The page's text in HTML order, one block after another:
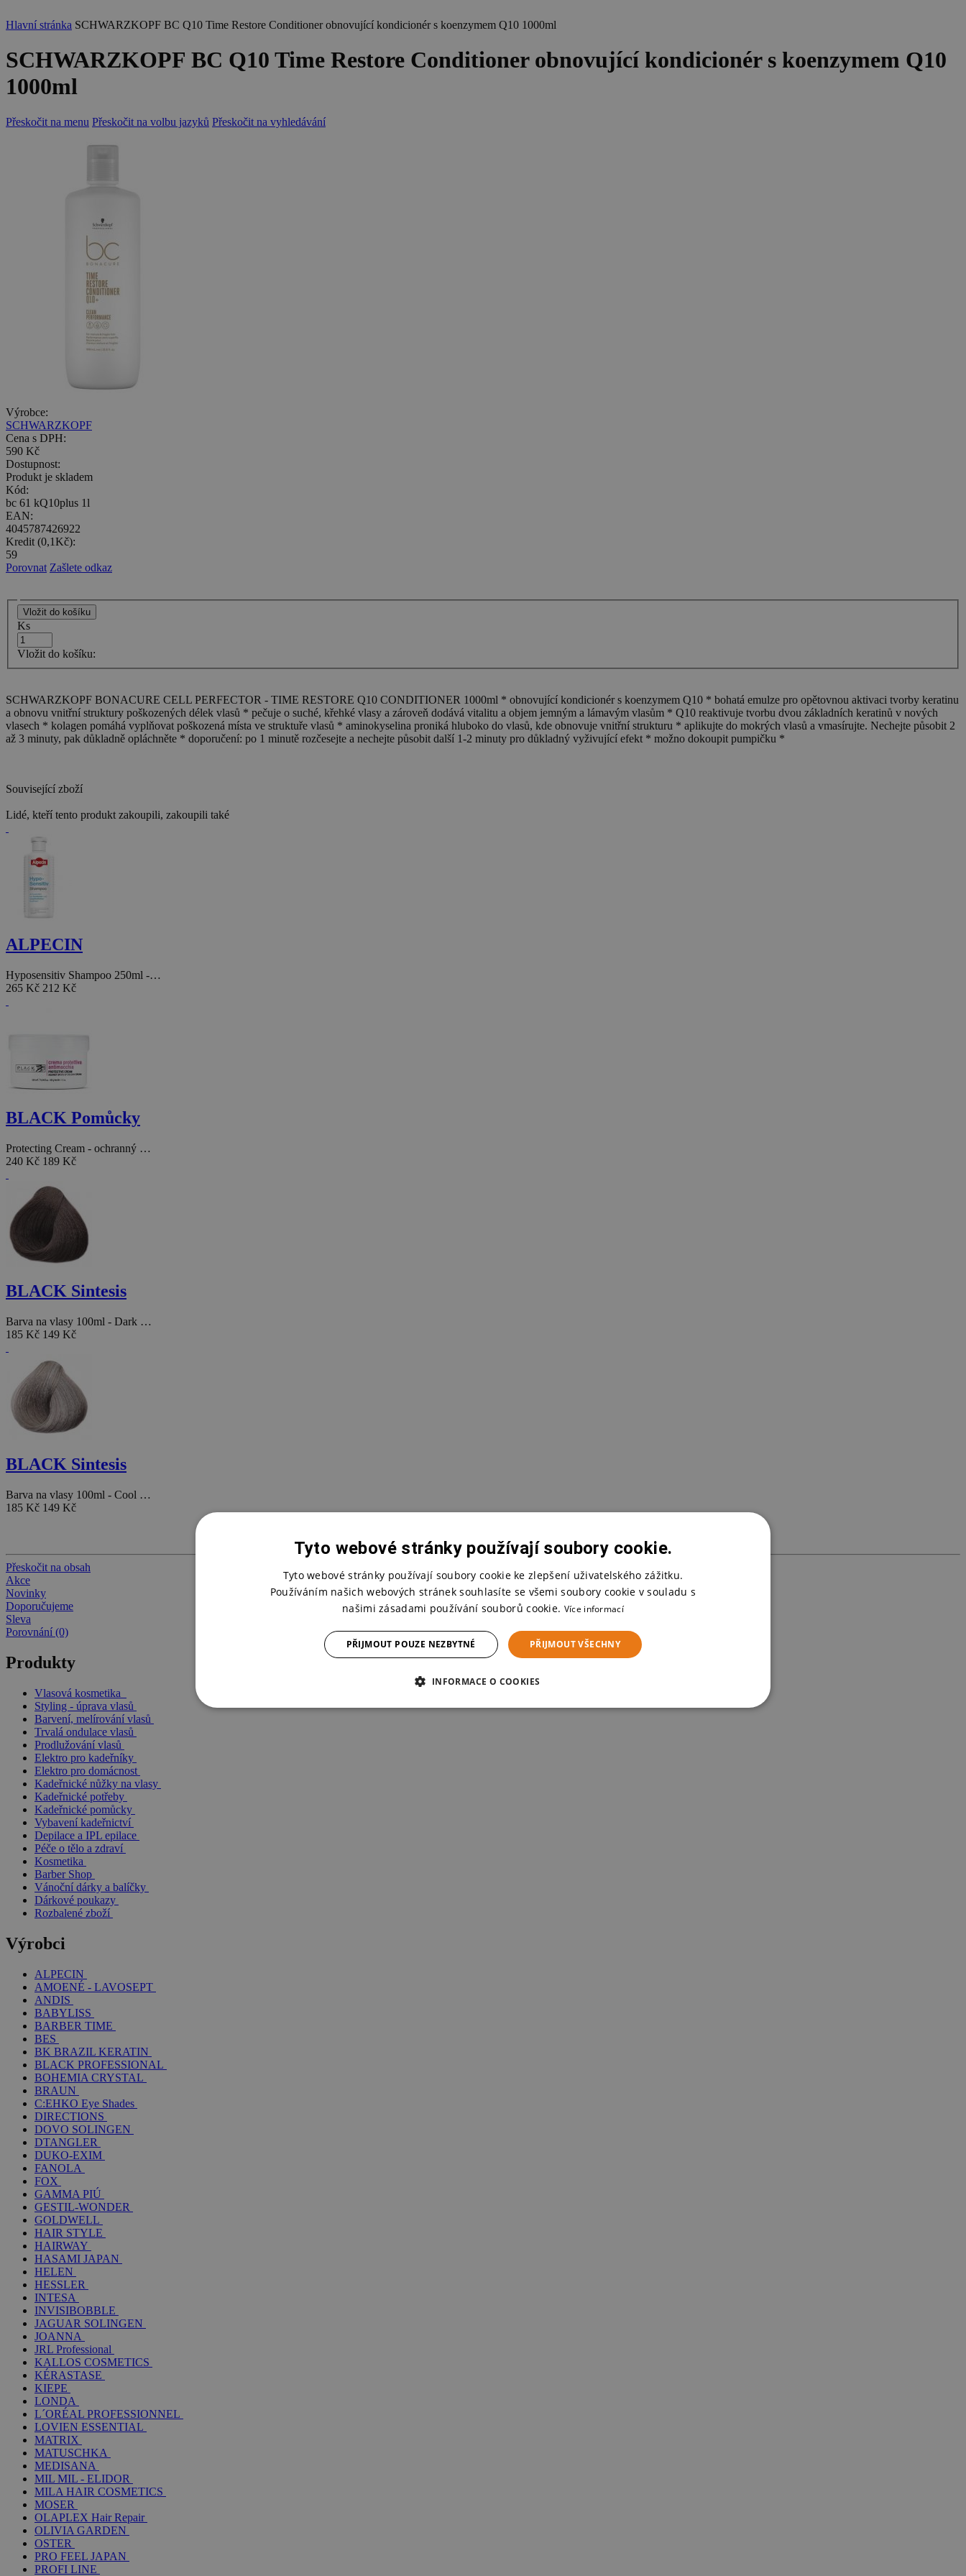
Hlavní stránka SCHWARZKOPF BC Q10 Time Restore Conditioner obnovující kondicionér s koenzymem Q10 1000ml
SCHWARZKOPF BC Q10 Time Restore Conditioner obnovující kondicionér s koenzymem Q10
1000ml
Přeskočit na menu Přeskočit na volbu jazyků Přeskočit na vyhledávání
Výrobce:
SCHWARZKOPF
Cena s DPH:
590 Kč
Dostupnost:
Produkt je skladem
Kód:
bc 61 kQ10plus 1l
EAN:
4045787426922
Kredit (0,1Kč):
59
Porovnat Zašlete odkaz
Ks
Vložit do košíku:
SCHWARZKOPF BONACURE CELL PERFECTOR - TIME RESTORE Q10 CONDITIONER 1000ml * obnovující kondicionér s koenzymem Q10 * bohatá emulze pro opětovnou aktivaci tvorby keratinu
a obnovu vnitřní struktury poškozených délek vlasů * pečuje o suché, křehké vlasy a zároveň dodává vitalitu a objem jemným a lámavým vlasům * Q10 reaktivuje tvorbu dvou základních keratinů v nových
vlasech * kolagen pomáhá vyplňovat poškozená místa ve struktuře vlasů * aminokyselina proniká hluboko do vlasů, kde obnovuje vnitřní strukturu * aplikujte do mokrých vlasů a vmasírujte. Nechejte působit 2
až 3 minuty, pak důkladně opláchněte * doporučení: po 1 minutě rozčesejte a nechejte působit další 1-2 minuty pro důkladný vyživující efekt * možno dokoupit pumpičku *
Související zboží
Lidé, kteří tento produkt zakoupili, zakoupili také
ALPECIN
Hyposensitiv Shampoo 250ml -…
265 Kč 212 Kč
BLACK Pomůcky
Protecting Cream - ochranný …
240 Kč 189 Kč
BLACK Sintesis
Barva na vlasy 100ml - Dark …
185 Kč 149 Kč
BLACK Sintesis
Barva na vlasy 100ml - Cool …
185 Kč 149 Kč
Přeskočit na obsah
Akce
Novinky
Doporučujeme
Sleva
Porovnání (0)
Produkty
Vlasová kosmetika
Styling - úprava vlasů
Barvení, melírování vlasů
Trvalá ondulace vlasů
Prodlužování vlasů
Elektro pro kadeřníky
Elektro pro domácnost
Kadeřnické nůžky na vlasy
Kadeřnické potřeby
Kadeřnické pomůcky
Vybavení kadeřnictví
Depilace a IPL epilace
Péče o tělo a zdraví
Kosmetika
Barber Shop
Vánoční dárky a balíčky
Dárkové poukazy
Rozbalené zboží
Výrobci
ALPECIN
AMOENÉ - LAVOSEPT
ANDIS
BABYLISS
BARBER TIME
BES
BK BRAZIL KERATIN
BLACK PROFESSIONAL
BOHEMIA CRYSTAL
BRAUN
C:EHKO Eye Shades
DIRECTIONS
DOVO SOLINGEN
DTANGLER
DUKO-EXIM
FANOLA
FOX
GAMMA PIÚ
GESTIL-WONDER
GOLDWELL
HAIR STYLE
HAIRWAY
HASAMI JAPAN
HELEN
HESSLER
INTESA
INVISIBOBBLE
JAGUAR SOLINGEN
JOANNA
JRL Professional
KALLOS COSMETICS
KÉRASTASE
KIEPE
LONDA
L´ORÉAL PROFESSIONNEL
LOVIEN ESSENTIAL
MATRIX
MATUSCHKA
MEDISANA
MIL MIL - ELIDOR
MILA HAIR COSMETICS
MOSER
OLAPLEX Hair Repair
OLIVIA GARDEN
OSTER
PRO FEEL JAPAN
PROFI LINE
Tyto webové stránky používají soubory cookie.
Tyto webové stránky používají soubory cookie ke zlepšení uživatelského zážitku.
Používáním našich webových stránek souhlasíte se všemi soubory cookie v souladu s
našimi zásadami používání souborů cookie. Více informací
PŘIJMOUT VŠECHNY
PŘIJMOUT POUZE NEZBYTNÉ
INFORMACE O COOKIES